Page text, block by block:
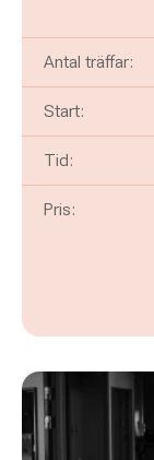
Antal träffar:
Start:
Tid:
Pris: